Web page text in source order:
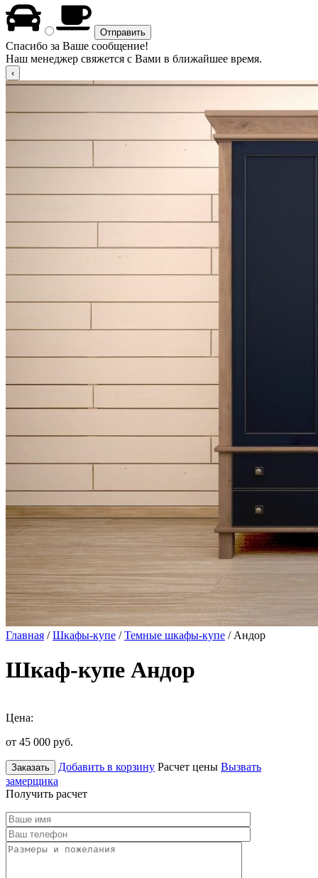
Спасибо за Ваше сообщение!
Наш менеджер свяжется с Вами в ближайшее время.
Главная /Шкафы-купе /Темные шкафы-купе / Андор
Шкаф-купе Андор
Цена:
от 45 000 руб.
Заказать Добавить в корзину Расчет цены Вызвать
замерщика
Получить расчет